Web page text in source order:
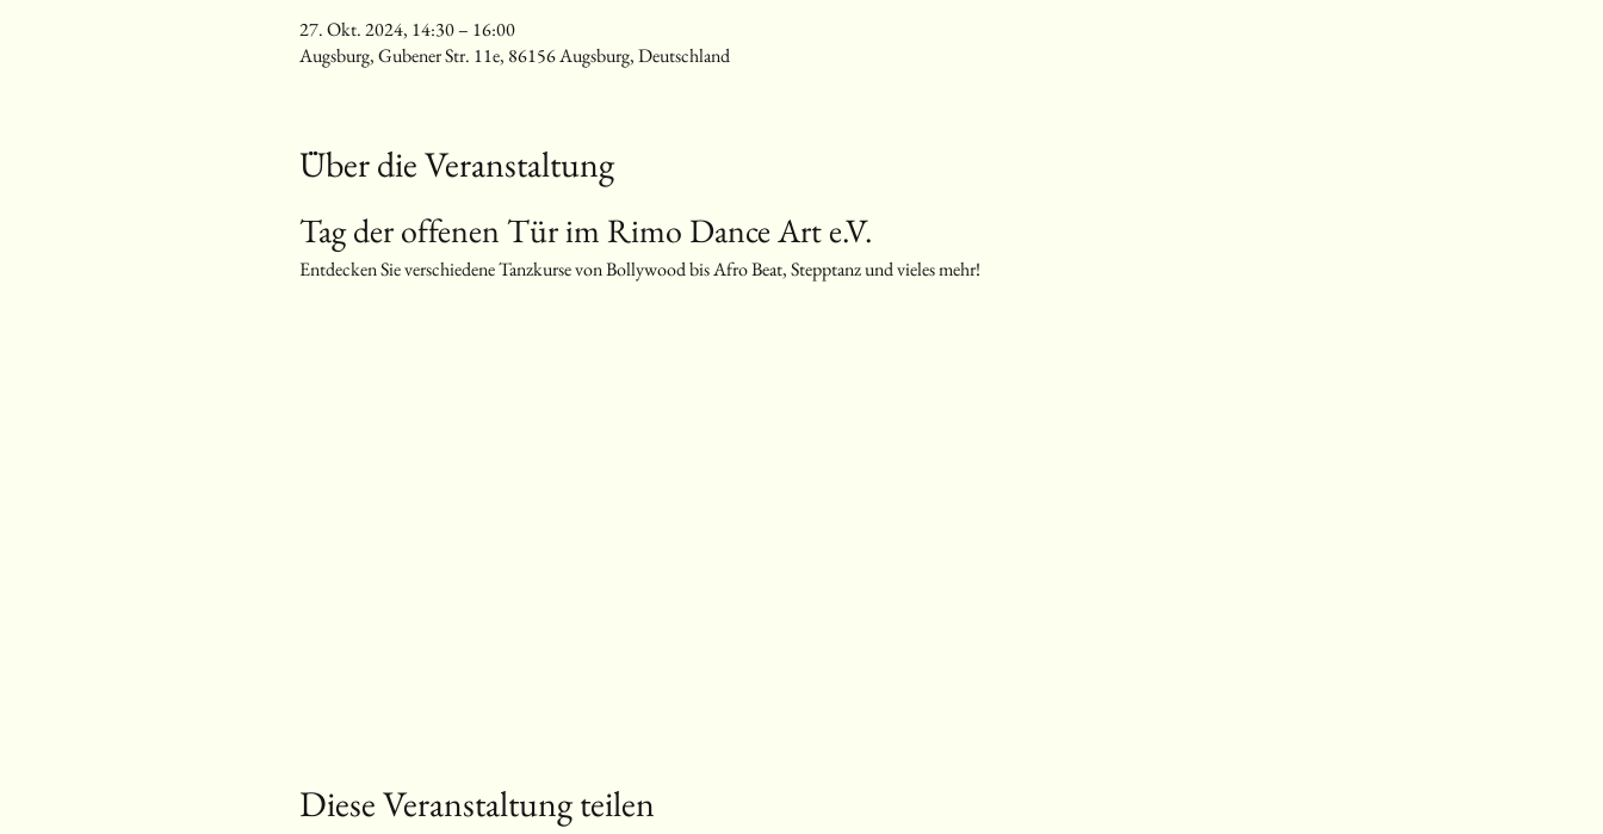
27. Okt. 2024, 14:30 – 16:00
Augsburg, Gubener Str. 11e, 86156 Augsburg, Deutschland
Über die Veranstaltung
Tag der offenen Tür im Rimo Dance Art e.V.
Entdecken Sie verschiedene Tanzkurse von Bollywood bis Afro Beat, Stepptanz und vieles mehr!
Diese Veranstaltung teilen